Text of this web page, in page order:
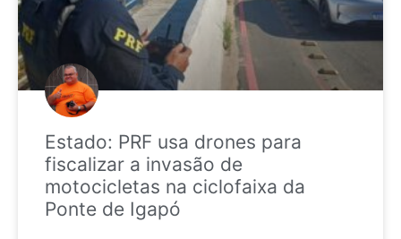
Estado: PRF usa drones para
fiscalizar a invasão de
motocicletas na ciclofaixa da
Ponte de Igapó